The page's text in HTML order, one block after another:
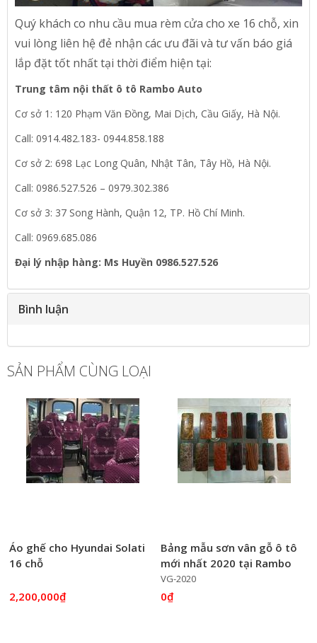
Quý khách co nhu cầu mua rèm cửa cho xe 16 chỗ, xin
vui lòng liên hệ đẻ nhận các ưu đãi và tư vấn báo giá
lắp đặt tốt nhất tại thời điểm hiện tại:
Trung tâm nội thất ô tô Rambo Auto
Cơ sở 1: 120 Phạm Văn Đồng, Mai Dịch, Cầu Giấy, Hà Nội.
Call: 0914.482.183- 0944.858.188
Cơ sở 2: 698 Lạc Long Quân, Nhật Tân, Tây Hồ, Hà Nội.
Call: 0986.527.526 – 0979.302.386
Cơ sở 3: 37 Song Hành, Quận 12, TP. Hồ Chí Minh.
Call: 0969.685.086
Đại lý nhập hàng: Ms Huyền 0986.527.526
Bình luận
SẢN PHẨM CÙNG LOẠI
Áo ghế cho Hyundai Solati
16 chỗ
2,200,000₫
Bảng mẫu sơn vân gỗ ô tô
mới nhất 2020 tại Rambo
Auto
VG-2020
0₫